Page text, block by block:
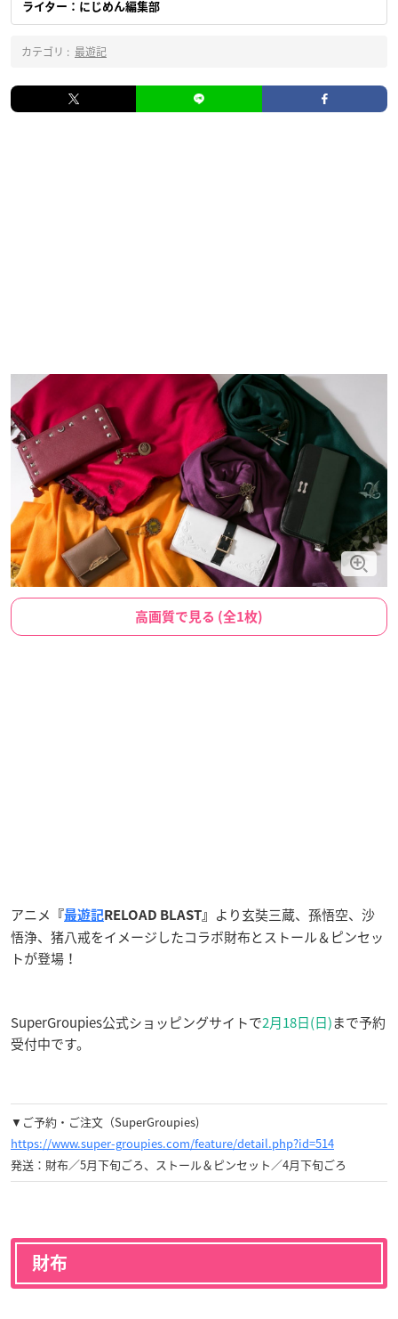
ライター：にじめん編集部
カテゴリ : 最遊記
高画質で見る (全1枚)
アニメ 『最遊記RELOAD BLAST』
より玄奘三蔵、孫悟空、沙
悟浄、猪八戒をイメージしたコラボ財布とストール＆ピンセッ
トが登場！
SuperGroupies公式ショッピングサイトで2月18日(日)まで予約
受付中です。
▼ご予約・ご注文（SuperGroupies)
https://www.super-groupies.com/feature/detail.php?id=514
発送：財布／5月下旬ごろ、ストール＆ピンセット／4月下旬ごろ
財布